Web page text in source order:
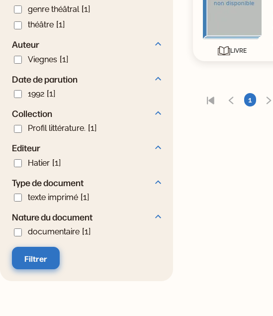
genre théâtral
genre théâtral [1]
théâtrethéâtre [1]
Auteur
ViegnesViegnes [1]
Date de parution
1992 1992 [1]
Collection
Profil littérature.
Profil littérature. [1]
Editeur
HatierHatier [1]
Type de document
texte imprimé
texte imprimé [1]
Nature du document
documentaire
documentaire [1]
LIVRE
1